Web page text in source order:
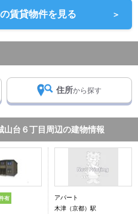
賃貸物件を見る ＞
住所から探す
山台６丁目周辺の建物情報
有
アパート
木津（京都）駅